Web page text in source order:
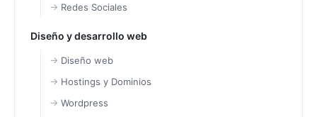
Redes Sociales
Diseño y desarrollo web
Diseño web
Hostings y Dominios
Wordpress